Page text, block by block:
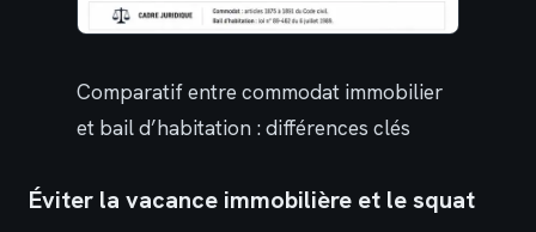
Comparatif entre commodat immobilier
et bail d’habitation : différences clés
Éviter la vacance immobilière et le squat